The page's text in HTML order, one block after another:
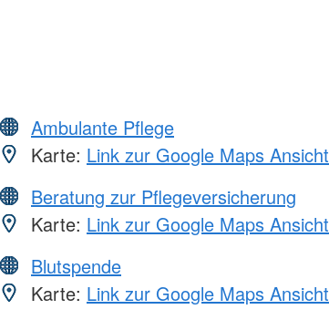
Ambulante Pflege
Karte: Link zur Google Maps Ansicht
Beratung zur Pflegeversicherung
Karte: Link zur Google Maps Ansicht
Blutspende
Karte: Link zur Google Maps Ansicht